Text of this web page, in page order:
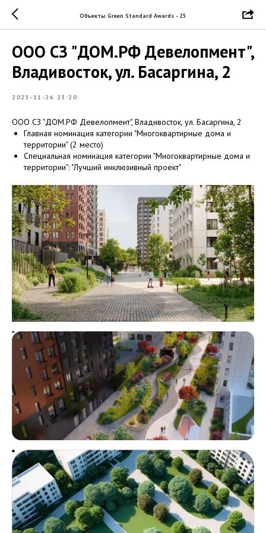
Объекты Green Standard Awards - 25
ООО СЗ "ДОМ.РФ Девелопмент",
Владивосток, ул. Басаргина, 2
2025-11-26 23:20
ООО СЗ "ДОМ.РФ Девелопмент", Владивосток, ул. Басаргина, 2
Главная номинация категории "Многоквартирные дома и
территории" (2 место)
Специальная номинация категории "Многоквартирные дома и
территории": "Лучший инклюзивный проект"